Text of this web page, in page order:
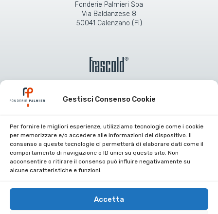
Gestisci Consenso Cookie
Per fornire le migliori esperienze, utilizziamo tecnologie come i cookie
per memorizzare e/o accedere alle informazioni del dispositivo. Il
consenso a queste tecnologie ci permetterà di elaborare dati come il
comportamento di navigazione o ID unici su questo sito. Non
acconsentire o ritirare il consenso può influire negativamente su
alcune caratteristiche e funzioni.
Accetta
Fonderie Palmieri Spa
Via Baldanzese 8
50041 Calenzano (FI)
Certificazioni aziendali
Lavora con noi
Area riservata